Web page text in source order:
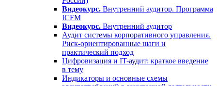
Видеокурс. Внутренний аудитор. Программа
ICFM
Видеокурс. Внутренний аудитор
Аудит системы корпоративного управления.
Риск-ориентированные шаги и
практический подход
Цифровизация и IT-аудит: краткое введение
в тему
Индикаторы и основные схемы